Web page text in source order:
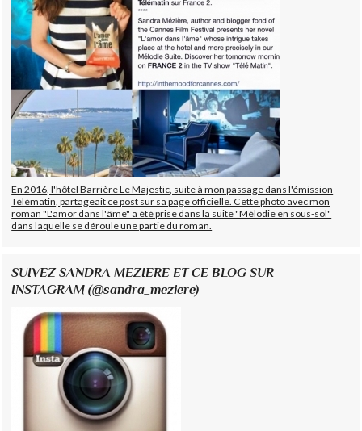
En 2016, l'hôtel Barrière Le Majestic, suite à mon passage dans l'émission
Télématin, partageait ce post sur sa page officielle. Cette photo avec mon
roman "L'amor dans l'âme" a été prise dans la suite "Mélodie en sous-sol"
dans laquelle se déroule une partie du roman.
SUIVEZ SANDRA MEZIERE ET CE BLOG SUR
INSTAGRAM (@sandra_meziere)